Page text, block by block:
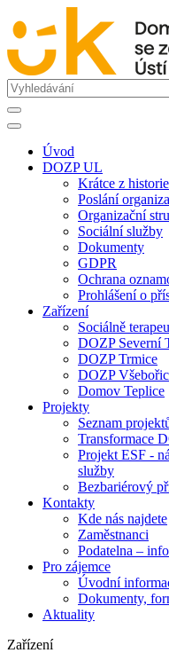
Úvod
DOZP UL
Krátce z historie
Poslání
Organizační
Sociální služby
Dokumenty
GDPR
Ochrana
Prohlášení o
Zařízení
Sociálně
DOZP Severní
DOZP Trmice
DOZP
Domov Teplice
Projekty
Seznam
Transformace
Projekt ESF -
služby
Bezbariérový
Kontakty
Kde nás najdete
Zaměstnanci
Podatelna –
Pro zájemce
Úvodní
Dokumenty,
Aktuality
Zařízení